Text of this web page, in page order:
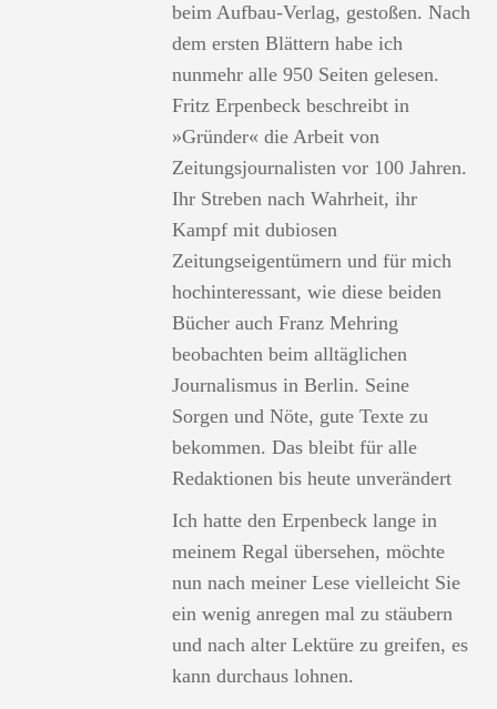
beim Aufbau-Verlag, gestoßen. Nach
dem ersten Blättern habe ich
nunmehr alle 950 Seiten gelesen.
Fritz Erpenbeck beschreibt in
»Gründer« die Arbeit von
Zeitungsjournalisten vor 100 Jahren.
Ihr Streben nach Wahrheit, ihr
Kampf mit dubiosen
Zeitungseigentümern und für mich
hochinteressant, wie diese beiden
Bücher auch Franz Mehring
beobachten beim alltäglichen
Journalismus in Berlin. Seine
Sorgen und Nöte, gute Texte zu
bekommen. Das bleibt für alle
Redaktionen bis heute unverändert
Ich hatte den Erpenbeck lange in
meinem Regal übersehen, möchte
nun nach meiner Lese vielleicht Sie
ein wenig anregen mal zu stäubern
und nach alter Lektüre zu greifen, es
kann durchaus lohnen.